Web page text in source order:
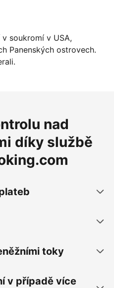
dnes
soukromí v USA,
Panenských ostrovech.
nad
díky službě
toky
v případě více